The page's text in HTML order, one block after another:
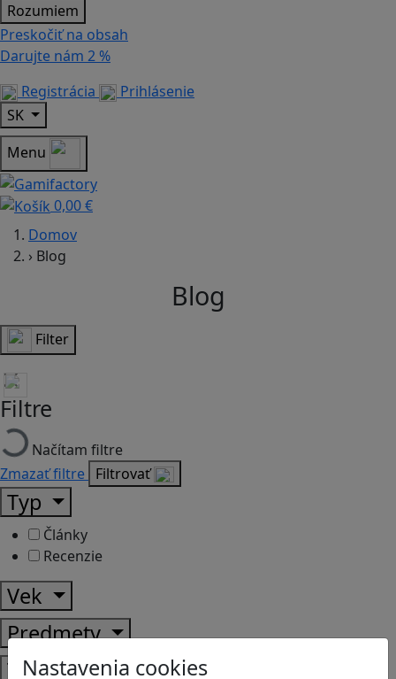
Rozumiem
Preskočiť na obsah
Darujte nám 2 %
Registrácia
Prihlásenie
SK
Menu
0,00 €
Nastavenia cookies
Domov
› Blog
Blog
Filter
Filtre
Načítam filtre
Zmazať filtre Filtrovať
Typ
Články
Recenzie
Vek
Predmety
Témy